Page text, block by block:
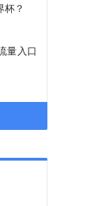
杯？
量入口